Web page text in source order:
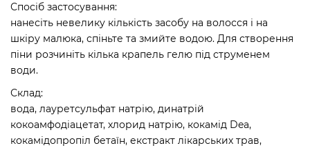
Спосіб застосування:
нанесіть невелику кількість засобу на волосся і на
шкіру малюка, спіньте та змийте водою. Для створення
піни розчиніть кілька крапель гелю під струменем
води.
Склад:
вода, лауретсульфат натрію, динатрій
кокоамфодіацетат, хлорид натрію, кокамід Dea,
кокамідопропіл бетаїн, екстракт лікарських трав,